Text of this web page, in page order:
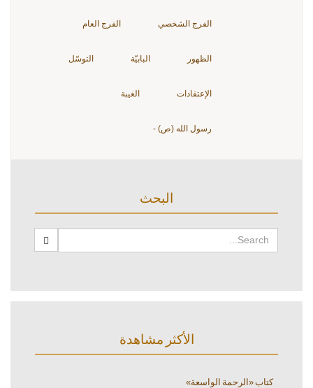
الفرج الشخصي الفرج العام
الظهور البابيّة التوسّل
الإعتقادات الغيبة
رسول الله (ص) -
البحث
الأكثر مشاهدة
كتاب «الرحمة الواسعة»